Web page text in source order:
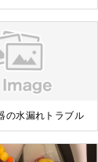
の水漏れトラブル